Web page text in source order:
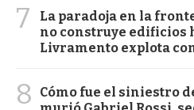
7
La paradoja en la
no construye edificios
Livramento explota
8
Cómo fue el siniestro